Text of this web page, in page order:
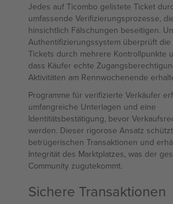
Jedes auf Ticombo gelistete Ticket
umfassende Verifizierungsprozesse,
hinsichtlich Fälschungen beseitigen.
Authentifizierungssystem überprüft die
Tickets durch mehrere Kontrollpunkte
dass Käufer echte
Aktivitäten am Rennwochenende
Programme für verifizierte Verkäufer
umfangreiche Unterlagen und eine
Identitätsbestätigung, bevor
werden. Dieser rigorose Ansatz
betrügerischen Transaktionen und
Integrität des Marktplatzes, was der
Community zugutekommt.
Sichere Transaktionen